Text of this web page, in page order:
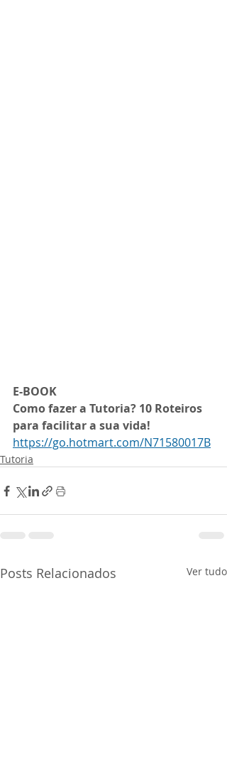
E-BOOK
Como fazer a Tutoria? 10 Roteiros
para facilitar a sua vida!
https://go.hotmart.com/N71580017B
Tutoria
Posts Relacionados Ver tudo